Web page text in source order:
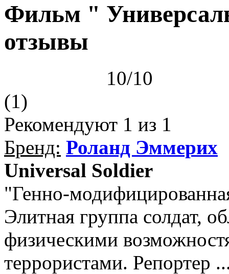
Фильм "
отзывы
10/10
(1)
Рекомендуют 1 из 1
Бренд: Роланд Эммерих
Universal Soldier
"Генно-
Элитная группа солдат,
физическими
террористами. Репортер